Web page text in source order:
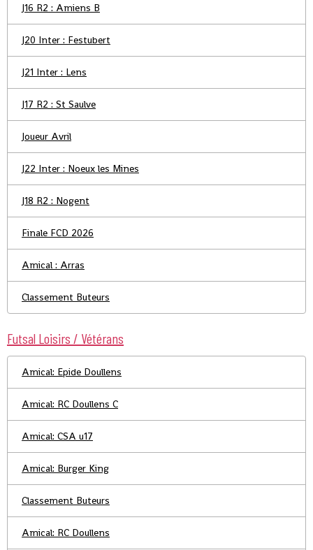
J16 R2 : Amiens B
J20 Inter : Festubert
J21 Inter : Lens
J17 R2 : St Saulve
Joueur Avril
J22 Inter : Noeux les Mines
J18 R2 : Nogent
Finale FCD 2026
Amical : Arras
Classement Buteurs
Futsal Loisirs / Vétérans
Amical: Epide Doullens
Amical: RC Doullens C
Amical: CSA u17
Amical: Burger King
Classement Buteurs
Amical: RC Doullens